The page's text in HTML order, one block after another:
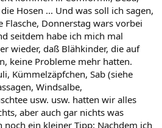
Hosen ... Und was soll ich sagen,
Donnerstag wars vorbei
seitdem habe ich mich mal
wieder, daß Blähkinder, die auf
keine Probleme mehr hatten.
Kümmelzäpfchen, Sab (siehe
Windsalbe,
usw. usw. hatten wir alles
aber auch gar nichts was
ein kleiner Tipp: Nachdem ich